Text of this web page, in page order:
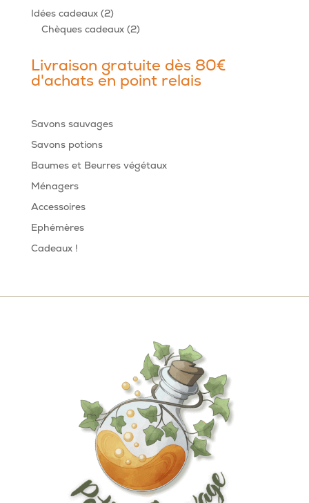
produits
Idées cadeaux 22
produits
Chèques cadeaux 22
Livraison gratuite dès 80€
d'achats en point relais
Savons sauvages
Savons potions
Baumes et Beurres végétaux
Ménagers
Accessoires
Ephémères
Cadeaux !